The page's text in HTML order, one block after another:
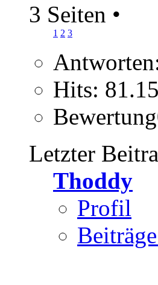
3 Seiten •
1 2 3
Hits:
Letzter
Thoddy
Profil